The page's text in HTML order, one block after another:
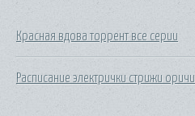
Красная вдова торрент все серии
Расписание электрички стрижи оричи